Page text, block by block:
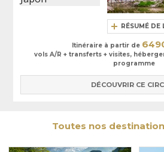
RÉSUMÉ DE
Itinéraire à partir de
vols A/R + transferts + visites,
programme
DÉCOUVRIR CE
Toutes nos